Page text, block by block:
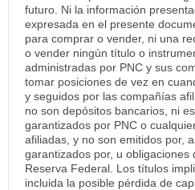
futuro. Ni la información
expresada en el presente
para comprar o vender, ni una
o vender ningún título o
administradas por PNC y sus
tomar posiciones de vez en
y seguidos por las compañías
no son depósitos bancarios, ni
garantizados por PNC o
afiliadas, y no son emitidos por,
garantizados por, u obligaciones
Reserva Federal. Los títulos
incluida la posible pérdida de